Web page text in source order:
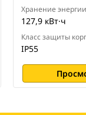
Хранение энергии
127,9 кВт·ч
Класс защиты
IP55